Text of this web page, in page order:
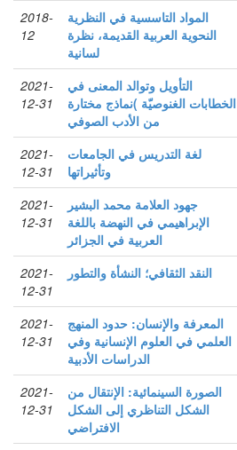
2018-
12
المواد التاسسية في النظرية
النحوية العربية القديمة، نظرة
لسانية
2021-
12-31
التأويل وتوالد المعنى في
الخطابات الغنوصيّة )نماذج مختارة
من الأدب الصوفي
2021-
12-31
لغة التدريس في الجامعات
وتأثيراتها
2021-
12-31
جهود العلامة محمد البشير
الإبراهيمي في النهضة باللغة
العربية في الجزائر
2021-
12-31
النقد الثقافي؛ النشأة والتطور
2021-
12-31
المعرفة والإنسان: حدود المنهج
العلمي في العلوم الإنسانية وفي
الدراسات الأدبية
2021-
12-31
الصورة السينمائية: الإنتقال من
الشكل التناظري إلى الشكل
الافتراضي